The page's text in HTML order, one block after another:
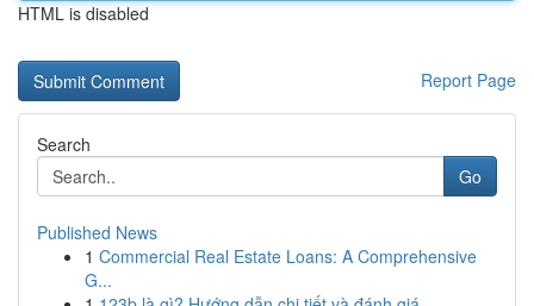
HTML is disabled
Report Page
Search
Go
Published News
1 Commercial Real Estate Loans: A Comprehensive
G...